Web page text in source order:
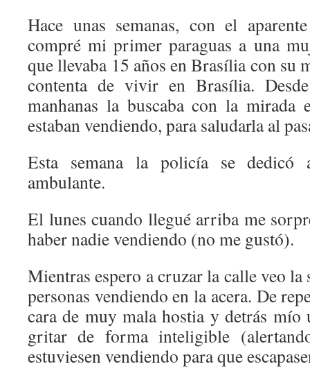
Hace unas semanas, con el
compré mi primer paraguas a una
que llevaba 15 años en Brasília con su
contenta de vivir en Brasília.
manhanas la buscaba con la mirada
estaban vendiendo, para saludarla al
Esta semana la policía se
ambulante.
El lunes cuando llegué arriba me
haber nadie vendiendo (no me gustó).
Mientras espero a cruzar la calle veo la
personas vendiendo en la acera. De
cara de muy mala hostia y detrás mío
gritar de forma inteligible
estuviesen vendiendo para que